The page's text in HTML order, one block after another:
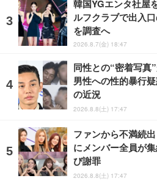
韓国YGエンタ社屋
ルフクラブで出入
を調査へ
2026.8.7(金) 18:47
同性との“密着写真
男性への性的暴行
の近況
2026.8.8(土) 17:47
ファンから不満続
にメンバー全員が
び謝罪
2026.8.8(土) 17:47